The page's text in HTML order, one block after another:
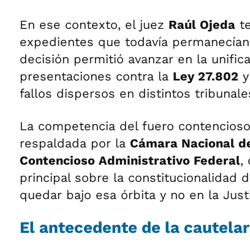
En ese contexto, el juez Raúl Ojeda
expedientes que todavía
decisión permitió avanzar en la
presentaciones contra la Ley 27.802
fallos dispersos en distintos
La competencia del fuero
respaldada por la Cámara Nacional
Contencioso Administrativo Federal,
principal sobre la constitucionalidad
quedar bajo esa órbita y no en la
El antecedente de la